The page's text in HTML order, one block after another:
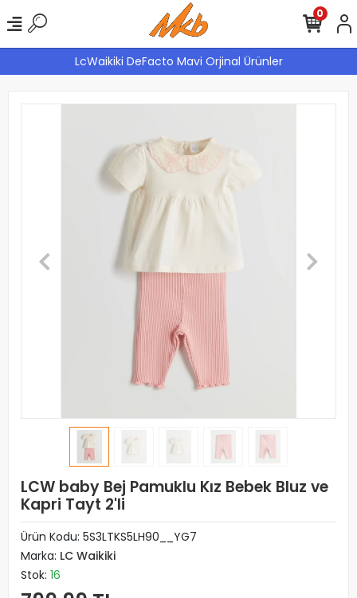
LcWaikiki DeFacto Mavi Orjinal Ürünler
0
LCW baby Bej Pamuklu Kız Bebek Bluz ve
Kapri Tayt 2'li
Ürün Kodu: 5S3LTKS5LH90__YG7
Marka: LC Waikiki
Stok: 16